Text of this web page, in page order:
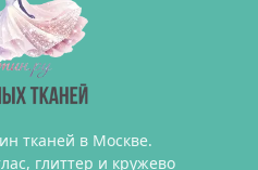
тканей в Москве.
глиттер и кружево